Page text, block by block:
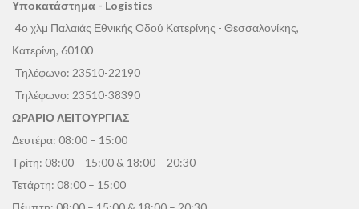
Υποκατάστημα - Logistics
4ο χλμ Παλαιάς Εθνικής Οδού Κατερίνης - Θεσσαλονίκης,
Κατερίνη, 60100
Τηλέφωνο: 23510-22190
Τηλέφωνο: 23510-38390
ΩΡΑΡΙΟ ΛΕΙΤΟΥΡΓΙΑΣ
Δευτέρα: 08:00 – 15:00
Τρίτη: 08:00 – 15:00 & 18:00 – 20:30
Τετάρτη: 08:00 – 15:00